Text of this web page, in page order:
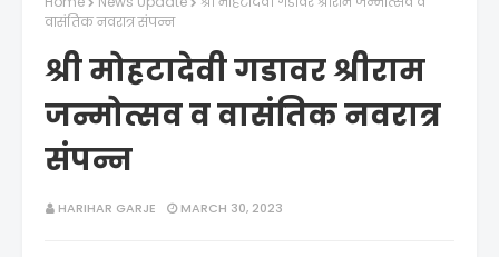
वासंतिक नवरात्र संपन्न
श्री मोहटादेवी गडावर श्रीराम
जन्मोत्सव व वासंतिक नवरात्र
संपन्न
HARIHAR GARJE MARCH 30, 2023